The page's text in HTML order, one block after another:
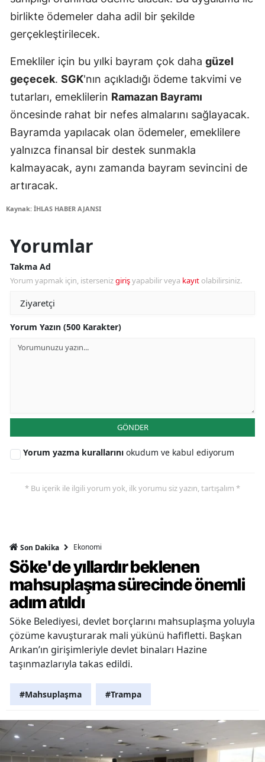
birlikte ödemeler daha adil bir şekilde
gerçekleştirilecek.
Emekliler için bu yılki bayram çok daha güzel
geçecek. SGK'nın açıkladığı ödeme takvimi ve
tutarları, emeklilerin Ramazan Bayramı
öncesinde rahat bir nefes almalarını sağlayacak.
Bayramda yapılacak olan ödemeler, emeklilere
yalnızca finansal bir destek sunmakla
kalmayacak, aynı zamanda bayram sevincini de
artıracak.
Kaynak: İHLAS HABER AJANSI
Yorumlar
Takma Ad
Yorum yapmak için, istersenizgirişyapabilir veya kayıt olabilirsiniz.
Yorum Yazın (500 Karakter)
GÖNDER
Yorum yazma kurallarını okudum ve kabul ediyorum
* Bu içerik ile ilgili yorum yok, ilk yorumu siz yazın, tartışalım *
Son Dakika Ekonomi
Söke'de yıllardır beklenen
mahsuplaşma sürecinde önemli
adım atıldı
Söke Belediyesi, devlet borçlarını mahsuplaşma yoluyla
çözüme kavuşturarak mali yükünü hafifletti. Başkan
Arıkan’ın girişimleriyle devlet binaları Hazine
taşınmazlarıyla takas edildi.
#Mahsuplaşma #Trampa